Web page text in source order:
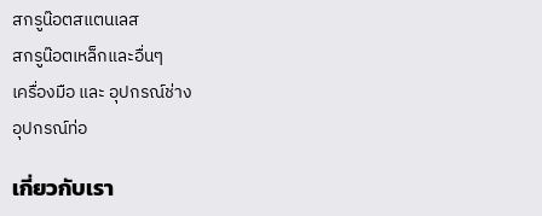
สกรูน๊อตสแตนเลส
สกรูน๊อตเหล็กและอื่นๆ
เครื่องมือ และ อุปกรณ์ช่าง
อุปกรณ์ท่อ
เกี่ยวกับเรา